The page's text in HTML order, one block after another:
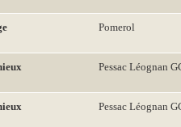
Pomerol
Pessac Léognan
Pessac Léognan